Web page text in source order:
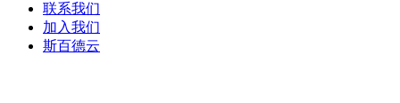
联系我们
加入我们
斯百德云